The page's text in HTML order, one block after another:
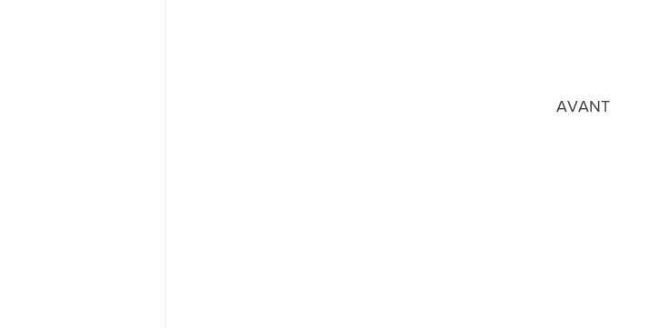
                                                                  AVANT